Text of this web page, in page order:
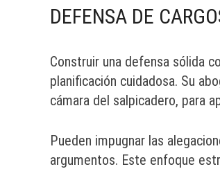
DEFENSA DE
Construir una defensa sólida
planificación cuidadosa. Su
cámara del salpicadero, para
Pueden impugnar las
argumentos. Este enfoque